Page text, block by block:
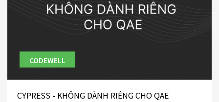
CODEWELL
CYPRESS - KHÔNG DÀNH RIÊNG CHO QAE